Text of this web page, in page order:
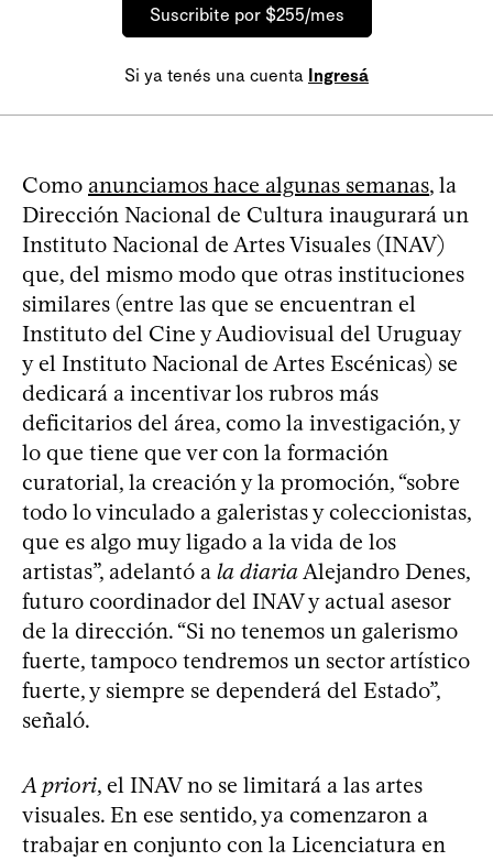
Suscribite por $255/mes
Si ya tenés una cuenta Ingresá
Como anunciamos hace algunas semanas, la
Dirección Nacional de Cultura inaugurará un
Instituto Nacional de Artes Visuales (INAV)
que, del mismo modo que otras instituciones
similares (entre las que se encuentran el
Instituto del Cine y Audiovisual del Uruguay
y el Instituto Nacional de Artes Escénicas) se
dedicará a incentivar los rubros más
deficitarios del área, como la investigación, y
lo que tiene que ver con la formación
curatorial, la creación y la promoción, “sobre
todo lo vinculado a galeristas y coleccionistas,
que es algo muy ligado a la vida de los
artistas”, adelantó a la diariaAlejandro Denes,
futuro coordinador del INAV y actual asesor
de la dirección. “Si no tenemos un galerismo
fuerte, tampoco tendremos un sector artístico
fuerte, y siempre se dependerá del Estado”,
señaló.
A priori, el INAV no se limitará a las artes
visuales. En ese sentido, ya comenzaron a
trabajar en conjunto con la Licenciatura en